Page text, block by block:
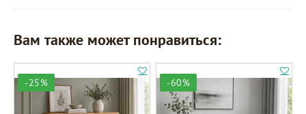
Вам также может понравиться:
-25% -60%